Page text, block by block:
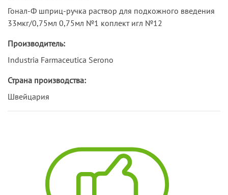
Гонал-Ф шприц-ручка раствор для подкожного введения
33мкг/0,75мл 0,75мл №1 коплект игл №12
Производитель:
Industria Farmaceutica Serono
Страна производства:
Швейцария